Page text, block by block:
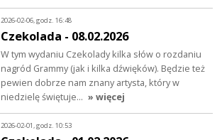
2026-02-06, godz. 16:48
Czekolada - 08.02.2026
W tym wydaniu Czekolady kilka słów o rozdaniu
nagród Grammy (jak i kilka dźwięków). Będzie też
pewien dobrze nam znany artysta, który w
niedzielę świętuje… » więcej
2026-02-01, godz. 10:53